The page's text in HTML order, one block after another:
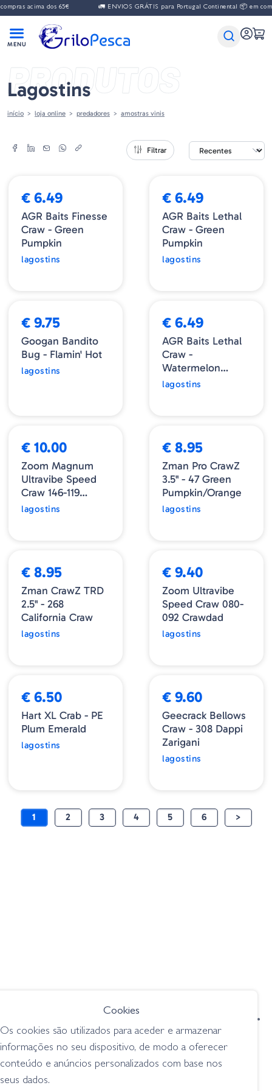
acima dos 65€ 🚛 ENVIOS GRÁTIS para Portugal Continental 📦 em
PRODUTOS
Lagostins
início loja online predadores amostras vinis
Filtrar
➕ OPÇÕES
€ 6.49
AGR Baits Finesse
Craw - Green
Pumpkin
lagostins
€ 6.49
AGR Baits Lethal
Craw - Green
Pumpkin
lagostins
€ 9.75
Googan Bandito
Bug - Flamin' Hot
lagostins
€ 6.49
AGR Baits Lethal
Craw -
Watermelon
Magic
lagostins
€ 10.00
Zoom Magnum
Ultravibe Speed
Craw 146-119
Smoke Red
lagostins
€ 8.95
Zman Pro CrawZ
3.5" - 47 Green
Pumpkin/Orange
lagostins
€ 8.95
Zman CrawZ TRD
2.5" - 268
California Craw
lagostins
€ 9.40
Zoom Ultravibe
Speed Craw 080-
092 Crawdad
lagostins
€ 6.50
Hart XL Crab - PE
Plum Emerald
lagostins
€ 9.60
Geecrack Bellows
Craw - 308 Dappi
Zarigani
lagostins
1 2 3 4 5 6 >
condições de venda
livro de reclamações
privacidade
cookies
Grilo Pesca - Loja de Pesca e Competição © Todos os direitos reservados |
Cookies
Os cookies são utilizados para aceder e armazenar
informações no seu dispositivo, de modo a oferecer
conteúdo e anúncios personalizados com base nos
seus dados.